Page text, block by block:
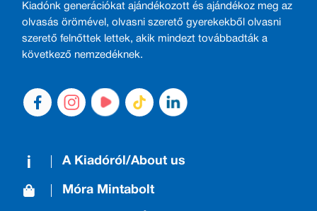
Kiadónk generációkat ajándékozott és ajándékoz meg az
olvasás örömével, olvasni szerető gyerekekből olvasni
szerető felnőttek lettek, akik mindezt továbbadták a
következő nemzedéknek.
A Kiadóról/About us
Móra Mintabolt